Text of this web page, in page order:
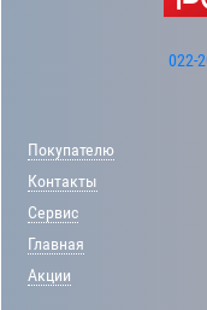
022-
Покупателю
Контакты
Сервис
Главная
Акции